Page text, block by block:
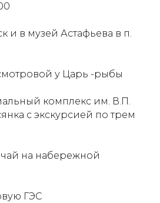
и в музей Астафьева в п.
у Царь -рыбы
комплекс им. В.П.
с экскурсией по трем
на набережной
ГЭС